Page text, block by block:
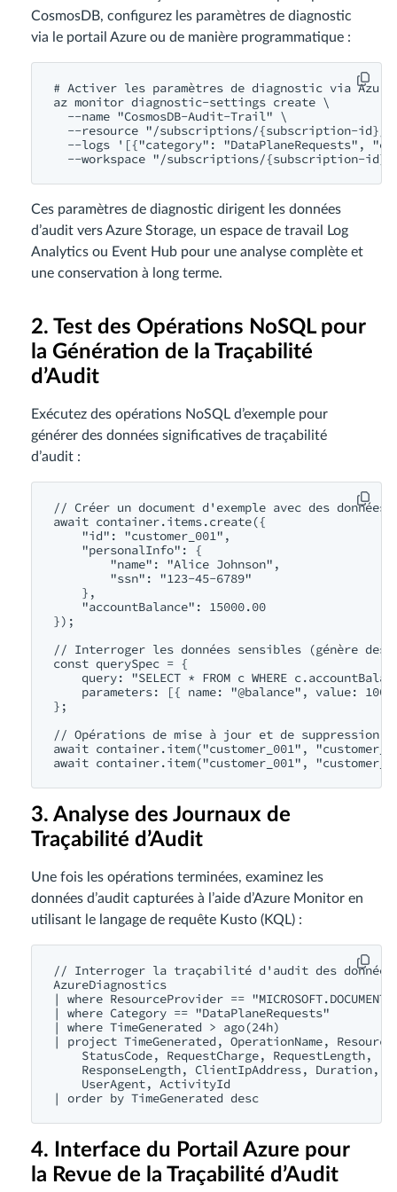
CosmosDB, configurez les paramètres de diagnostic
via le portail Azure ou de manière programmatique :
# Activer les paramètres de diagnostic via Azure
az monitor diagnostic-settings create \
  --name "CosmosDB-Audit-Trail" \
--resource "/subscriptions/{subscription-id}/
--logs '[{"category": "DataPlaneRequests",
Ces paramètres de diagnostic dirigent les données
d’audit vers Azure Storage, un espace de travail Log
Analytics ou Event Hub pour une analyse complète et
une conservation à long terme.
2. Test des Opérations NoSQL pour
la Génération de la Traçabilité
d’Audit
Exécutez des opérations NoSQL d’exemple pour
générer des données significatives de traçabilité
d’audit :
// Créer un document d'exemple avec des données
await container.items.create({
    "id": "customer_001",
    "personalInfo": {
        "name": "Alice Johnson",
        "ssn": "123-45-6789"
    },
    "accountBalance": 15000.00
});
// Interroger les données sensibles (génère des
const querySpec = {
query: "SELECT * FROM c WHERE
parameters: [{ name: "@balance", value:
};
// Opérations de mise à jour et de suppression
await container.item("customer_001",
3. Analyse des Journaux de
Traçabilité d’Audit
Une fois les opérations terminées, examinez les
données d’audit capturées à l’aide d’Azure Monitor en
utilisant le langage de requête Kusto (KQL) :
// Interroger la traçabilité d'audit des données
AzureDiagnostics
| where ResourceProvider ==
| where Category == "DataPlaneRequests"
| where TimeGenerated > ago(24h)
| project TimeGenerated, OperationName,
    StatusCode, RequestCharge, RequestLength,
    ResponseLength, ClientIpAddress, Duration,
    UserAgent, ActivityId
4. Interface du Portail Azure pour
la Revue de la Traçabilité d’Audit